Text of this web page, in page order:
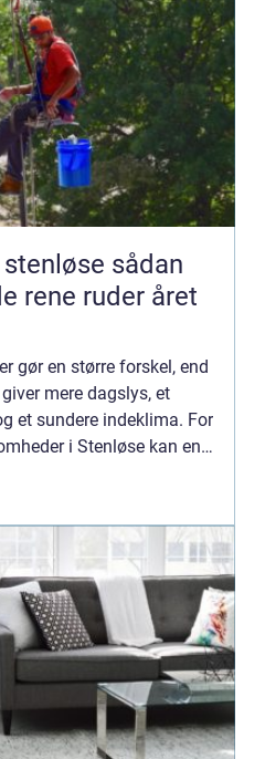
sådan
rene ruder året
gør en større forskel, end
mere dagslys, et
et sundere indeklima. For
i Stenløse kan en